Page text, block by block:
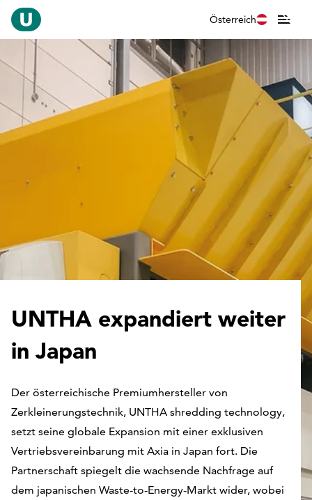
Österreich
UNTHA expandiert weiter
in Japan
Der österreichische Premiumhersteller von
Zerkleinerungstechnik, UNTHA shredding technology,
setzt seine globale Expansion mit einer exklusiven
Vertriebsvereinbarung mit Axia in Japan fort. Die
Partnerschaft spiegelt die wachsende Nachfrage auf
dem japanischen Waste-to-Energy-Markt wider, wobei